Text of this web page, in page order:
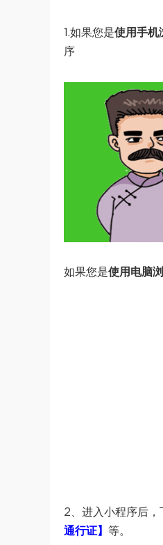
1.如果您是使用手机
序
如果您是使用电脑
2、进入小程序后
通行证】 等。